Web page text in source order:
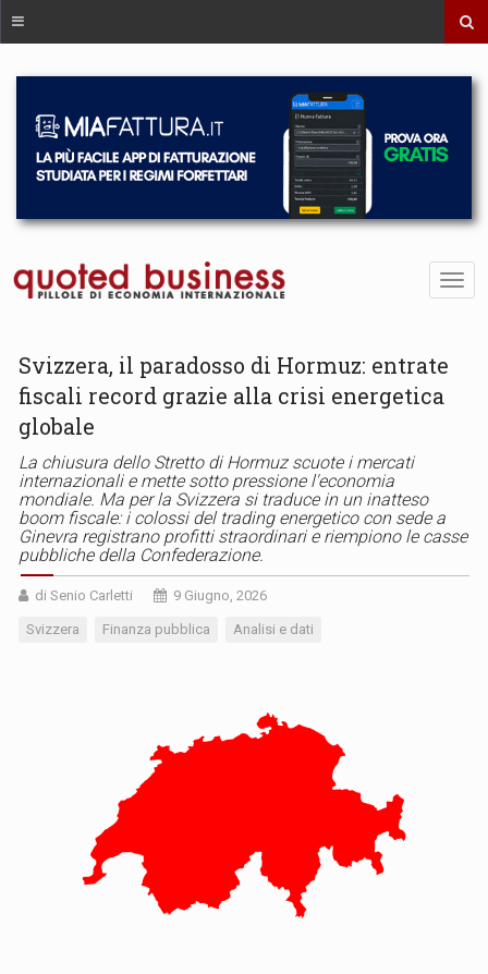
Svizzera, il paradosso di Hormuz: entrate
fiscali record grazie alla crisi energetica
globale
La chiusura dello Stretto di Hormuz scuote i mercati
internazionali e mette sotto pressione l'economia
mondiale. Ma per la Svizzera si traduce in un inatteso
boom fiscale: i colossi del trading energetico con sede a
Ginevra registrano profitti straordinari e riempiono le casse
pubbliche della Confederazione.
di Senio Carletti 9 Giugno, 2026
Svizzera Finanza pubblica Analisi e dati